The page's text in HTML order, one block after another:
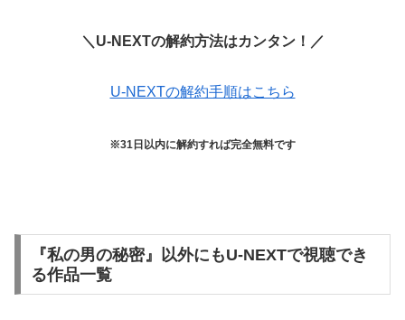
＼U-NEXTの解約方法はカンタン！／
U-NEXTの解約手順はこちら
※31日以内に解約すれば完全無料です
『私の男の秘密』以外にもU-NEXTで視聴でき
る作品一覧